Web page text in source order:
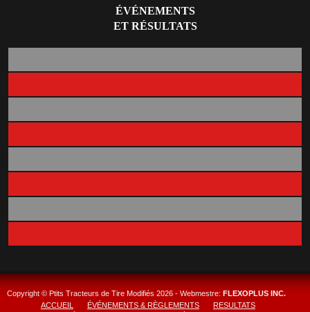
ÉVÉNEMENTS
ET RÉSULTATS
Copyright © Ptits Tracteurs de Tire Modifiés 2026 - Webmestre: FLEXOPLUS INC.
ACCUEIL
ÉVÉNEMENTS & RÈGLEMENTS RESULTATS